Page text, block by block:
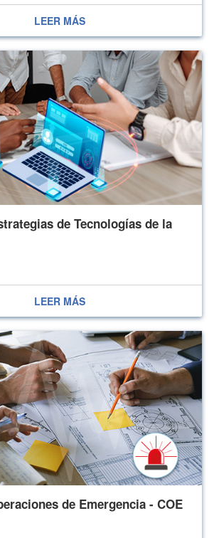
LEER MÁS
de Tecnologías de la
LEER MÁS
de Emergencia - COE